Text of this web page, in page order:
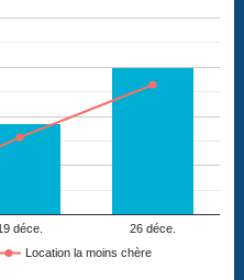
Location la moins chère
déce. 26 déce.